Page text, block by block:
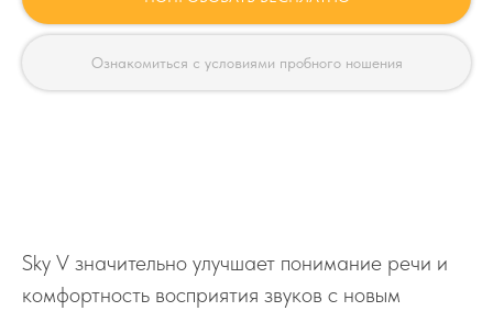
Ознакомиться с условиями пробного ношения
Sky V значительно улучшает понимание речи и
комфортность восприятия звуков с новым